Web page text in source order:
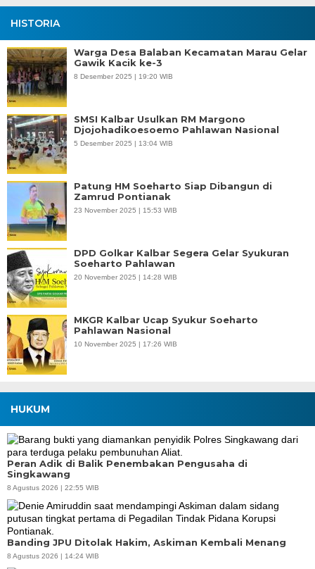
HISTORIA
Warga Desa Balaban Kecamatan Marau Gelar
Gawik Kacik ke-3
8 Desember 2025 | 19:20 WIB
SMSI Kalbar Usulkan RM Margono
Djojohadikoesoemo Pahlawan Nasional
5 Desember 2025 | 13:04 WIB
Patung HM Soeharto Siap Dibangun di
Zamrud Pontianak
23 November 2025 | 15:53 WIB
DPD Golkar Kalbar Segera Gelar Syukuran
Soeharto Pahlawan
20 November 2025 | 14:28 WIB
MKGR Kalbar Ucap Syukur Soeharto
Pahlawan Nasional
10 November 2025 | 17:26 WIB
HUKUM
Peran Adik di Balik Penembakan Pengusaha di
Singkawang
8 Agustus 2026 | 22:55 WIB
Banding JPU Ditolak Hakim, Askiman Kembali Menang
8 Agustus 2026 | 14:24 WIB